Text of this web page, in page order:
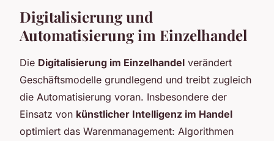
Digitalisierung und
Automatisierung im Einzelhandel
Die Digitalisierung im Einzelhandel verändert
Geschäftsmodelle grundlegend und treibt zugleich
die Automatisierung voran. Insbesondere der
Einsatz von künstlicher Intelligenz im Handel
optimiert das Warenmanagement: Algorithmen